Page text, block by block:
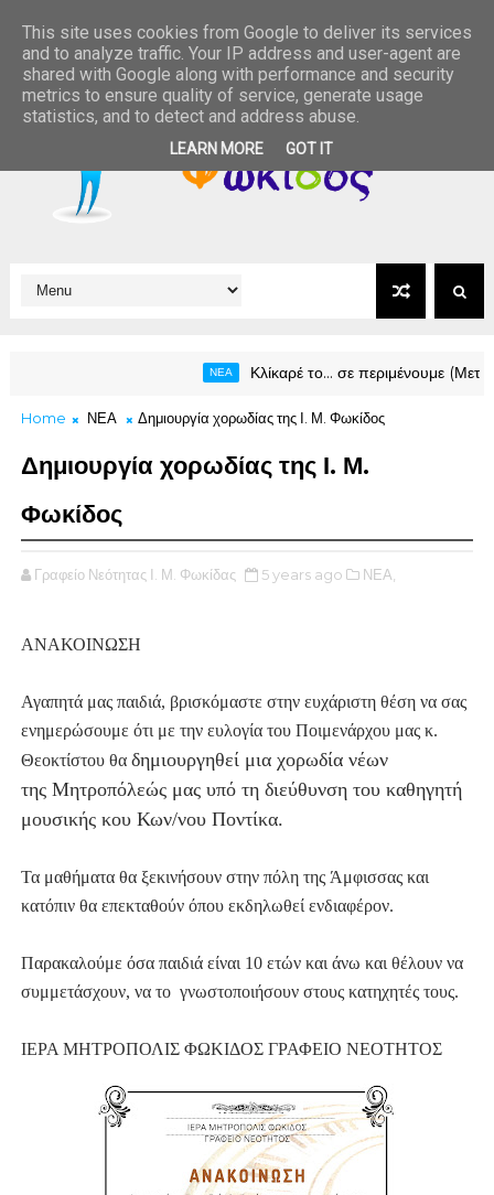
Κλίκαρέ το… σε περιμένουμε
Home ΝΕΑ Δημιουργία χορωδίας της Ι. Μ. Φωκίδος
Δημιουργία χορωδίας της Ι. Μ.
Φωκίδος
Γραφείο Νεότητας Ι. Μ. Φωκίδας 5 years ago ΝΕΑ,
ΑΝΑΚΟΙΝΩΣΗ
Αγαπητά μας παιδιά, βρισκόμαστε στην ευχάριστη θέση να σας
ενημερώσουμε ότι με την ευλογία του Ποιμενάρχου μας κ.
Θεοκτίστου θα δημιουργηθεί μια χορωδία νέων
της Μητροπόλεώς μας υπό τη διεύθυνση του καθηγητή
μουσικής κου Κων/νου Ποντίκα.
Τα μαθήματα θα ξεκινήσουν στην πόλη της Άμφισσας και
κατόπιν θα επεκταθούν όπου εκδηλωθεί ενδιαφέρον.
Παρακαλούμε όσα παιδιά είναι 10 ετών και άνω και θέλουν να
συμμετάσχουν, να το γνωστοποιήσουν στους κατηχητές τους.
ΙΕΡΑ ΜΗΤΡΟΠΟΛΙΣ ΦΩΚΙΔΟΣ ΓΡΑΦΕΙΟ ΝΕΟΤΗΤΟΣ
This site uses cookies from Google to deliver its services
and to analyze traffic. Your IP address and user-agent are
shared with Google along with performance and security
metrics to ensure quality of service, generate usage
statistics, and to detect and address abuse.
LEARN MORE GOT IT